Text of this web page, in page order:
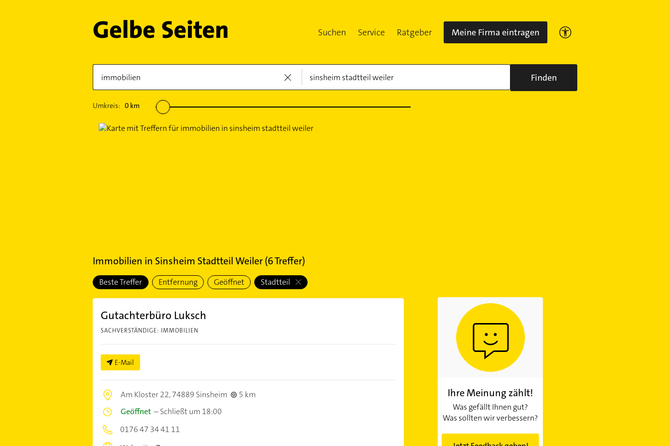
Suchen Service Ratgeber Meine Firma eintragen
Finden
Umkreis: 0km
Immobilien in Sinsheim Stadtteil Weiler(6Treffer)
Beste Treffer Entfernung Geöffnet Stadtteil
Gutachterbüro Luksch
SACHVERSTÄNDIGE: IMMOBILIEN
E-Mail
Am Kloster 22,74889 Sinsheim
5 km
Geöffnet–Schließt um 18:00
0176 47 34 41 11
Ihre Meinung zählt!
Was gefällt Ihnen gut?
Was sollten wir verbessern?